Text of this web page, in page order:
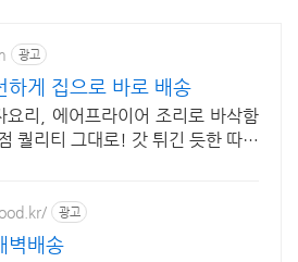
광고
하게 집으로 바로 배송
요리, 에어프라이어 조리로 바삭함
퀄리티 그대로! 갓 튀긴 듯한 따뜻
광고
벽배송